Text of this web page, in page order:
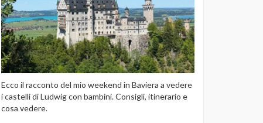
Ecco il racconto del mio weekend in Baviera a vedere
i castelli di Ludwig con bambini. Consigli, itinerario e
cosa vedere.